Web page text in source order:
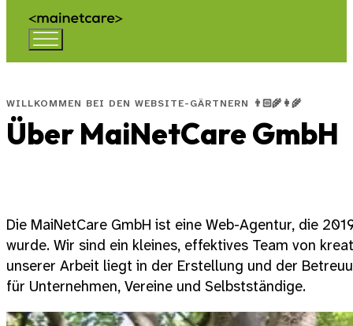
WILLKOMMEN BEI DEN WEBSITE-GÄRTNERN 👨🏻‍🌾👩‍🌾
Über MaiNetCare GmbH
Die MaiNetCare GmbH ist eine Web-Agentur, die
wurde. Wir sind ein kleines, effektives Team von
unserer Arbeit liegt in der Erstellung und der
für Unternehmen, Vereine und Selbstständige.